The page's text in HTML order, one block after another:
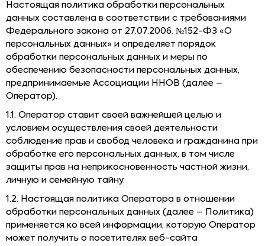
Настоящая политика обработки персональных
данных составлена в соответствии с требованиями
Федерального закона от 27.07.2006. №152-ФЗ «О
персональных данных» и определяет порядок
обработки персональных данных и меры по
обеспечению безопасности персональных данных,
предпринимаемые Ассоциации ННОВ (далее –
Оператор).
1.1. Оператор ставит своей важнейшей целью и
условием осуществления своей деятельности
соблюдение прав и свобод человека и гражданина при
обработке его персональных данных, в том числе
защиты прав на неприкосновенность частной жизни,
личную и семейную тайну.
1.2. Настоящая политика Оператора в отношении
обработки персональных данных (далее – Политика)
применяется ко всей информации, которую Оператор
может получить о посетителях веб-сайта